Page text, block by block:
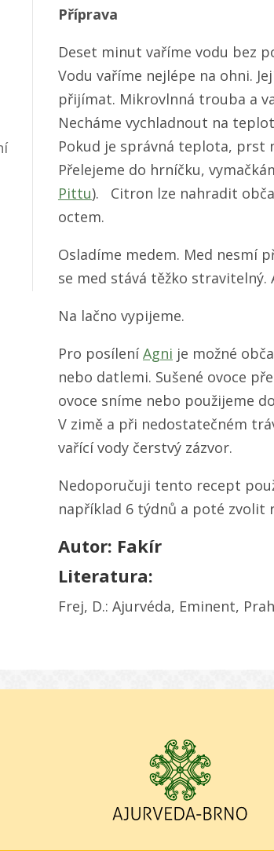
Příprava
Deset minut vaříme vodu bez
Vodu vaříme nejlépe na ohni.
přijímat. Mikrovlnná trouba a
Necháme vychladnout na
Pokud je správná teplota, prst
Přelejeme do hrníčku,
Pittu). Citron lze nahradit
octem.
Osladíme medem. Med nesmí
se med stává těžko
Na lačno vypijeme.
Pro posílení Agni je možné
nebo datlemi. Sušené ovoce
ovoce sníme nebo použijeme
V zimě a při nedostatečném
vařící vody čerstvý zázvor.
Nedoporučuji tento recept
například 6 týdnů a poté zvolit
Autor: Fakír
Literatura:
Frej, D.: Ajurvéda, Eminent,